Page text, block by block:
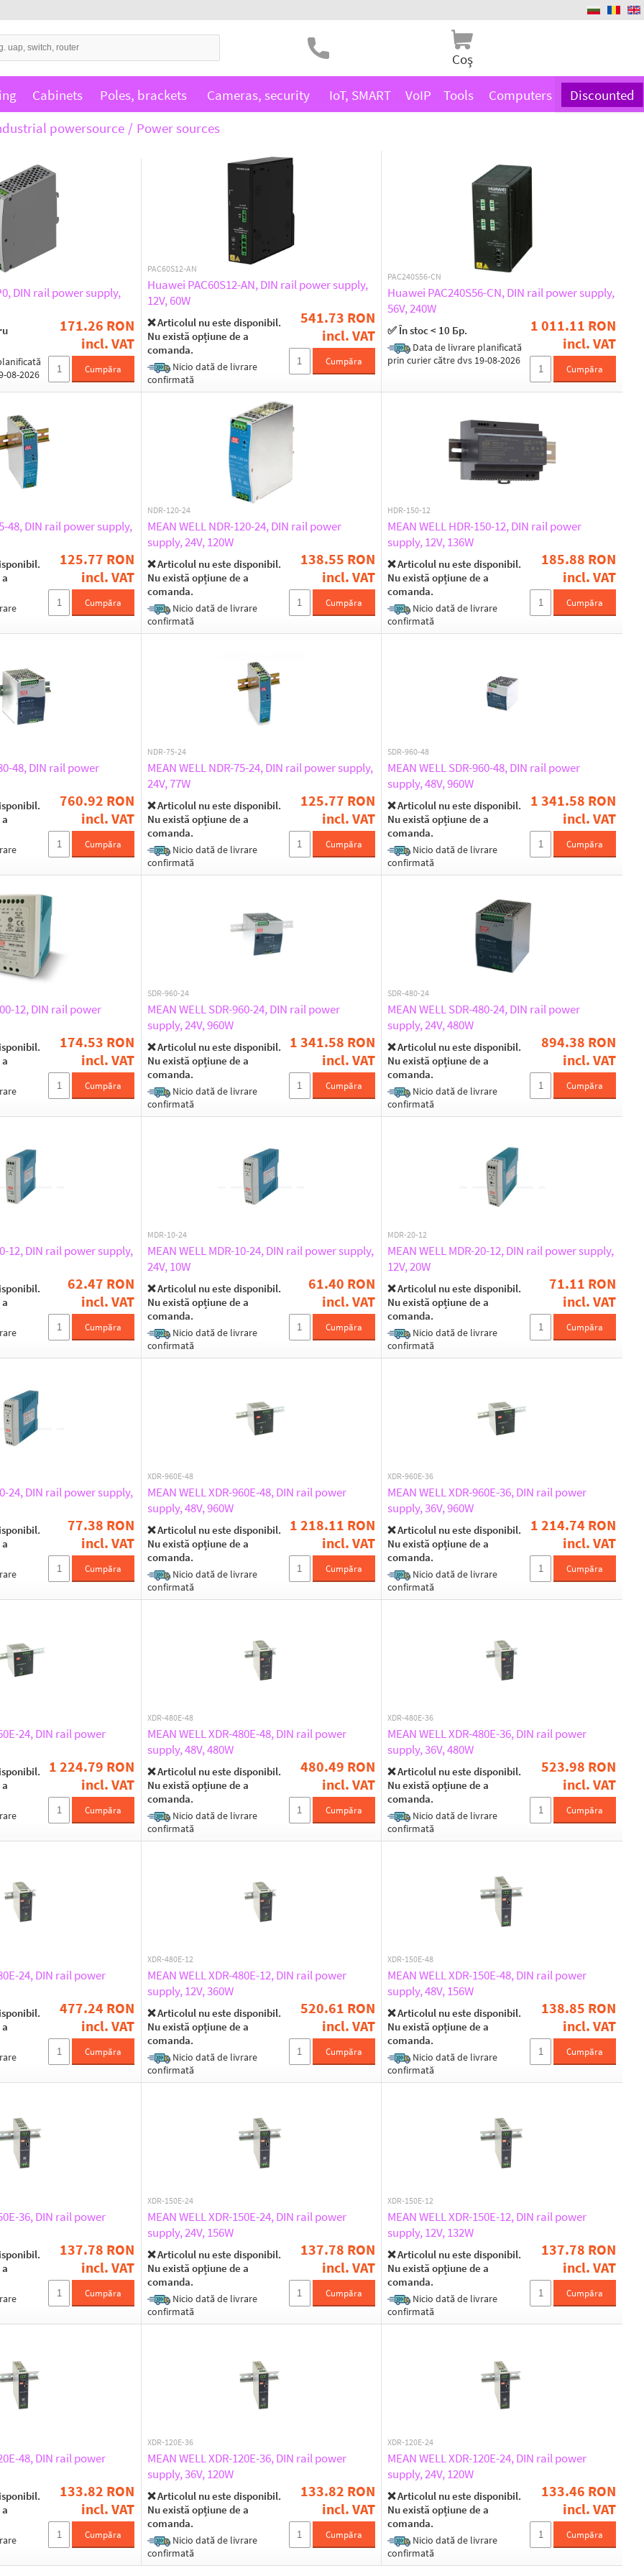
Coş
Cabinets Poles, brackets Cameras, security IoT, SMART VoIP Tools Computers Discounted
powersource Power sources
DIN rail power supply,
08-2026
171.26 RON
incl. VAT
Cumpăra
PAC60S12-AN
Huawei PAC60S12-AN, DIN rail power supply,
12V, 60W
❌ Articolul nu este disponibil.
Nu există opțiune de a
comanda.
Nicio dată de livrare
confirmată
541.73 RON
incl. VAT
Cumpăra
PAC240S56-CN
Huawei PAC240S56-CN, DIN rail power supply,
56V, 240W
✅ În stoc < 10 Бр.
Data de livrare planificată
prin curier către dvs 19-08-2026
1 011.11 RON
incl. VAT
Cumpăra
48, DIN rail power supply,
125.77 RON
incl. VAT
Cumpăra
NDR-120-24
MEAN WELL NDR-120-24, DIN rail power
supply, 24V, 120W
❌ Articolul nu este disponibil.
Nu există opțiune de a
comanda.
Nicio dată de livrare
confirmată
138.55 RON
incl. VAT
Cumpăra
HDR-150-12
MEAN WELL HDR-150-12, DIN rail power
supply, 12V, 136W
❌ Articolul nu este disponibil.
Nu există opțiune de a
comanda.
Nicio dată de livrare
confirmată
185.88 RON
incl. VAT
Cumpăra
48, DIN rail power
760.92 RON
incl. VAT
Cumpăra
NDR-75-24
MEAN WELL NDR-75-24, DIN rail power supply,
24V, 77W
❌ Articolul nu este disponibil.
Nu există opțiune de a
comanda.
Nicio dată de livrare
confirmată
125.77 RON
incl. VAT
Cumpăra
SDR-960-48
MEAN WELL SDR-960-48, DIN rail power
supply, 48V, 960W
❌ Articolul nu este disponibil.
Nu există opțiune de a
comanda.
Nicio dată de livrare
confirmată
1 341.58 RON
incl. VAT
Cumpăra
12, DIN rail power
174.53 RON
incl. VAT
Cumpăra
SDR-960-24
MEAN WELL SDR-960-24, DIN rail power
supply, 24V, 960W
❌ Articolul nu este disponibil.
Nu există opțiune de a
comanda.
Nicio dată de livrare
confirmată
1 341.58 RON
incl. VAT
Cumpăra
SDR-480-24
MEAN WELL SDR-480-24, DIN rail power
supply, 24V, 480W
❌ Articolul nu este disponibil.
Nu există opțiune de a
comanda.
Nicio dată de livrare
confirmată
894.38 RON
incl. VAT
Cumpăra
12, DIN rail power supply,
62.47 RON
incl. VAT
Cumpăra
MDR-10-24
MEAN WELL MDR-10-24, DIN rail power supply,
24V, 10W
❌ Articolul nu este disponibil.
Nu există opțiune de a
comanda.
Nicio dată de livrare
confirmată
61.40 RON
incl. VAT
Cumpăra
MDR-20-12
MEAN WELL MDR-20-12, DIN rail power supply,
12V, 20W
❌ Articolul nu este disponibil.
Nu există opțiune de a
comanda.
Nicio dată de livrare
confirmată
71.11 RON
incl. VAT
Cumpăra
24, DIN rail power supply,
77.38 RON
incl. VAT
Cumpăra
XDR-960E-48
MEAN WELL XDR-960E-48, DIN rail power
supply, 48V, 960W
❌ Articolul nu este disponibil.
Nu există opțiune de a
comanda.
Nicio dată de livrare
confirmată
1 218.11 RON
incl. VAT
Cumpăra
XDR-960E-36
MEAN WELL XDR-960E-36, DIN rail power
supply, 36V, 960W
❌ Articolul nu este disponibil.
Nu există opțiune de a
comanda.
Nicio dată de livrare
confirmată
1 214.74 RON
incl. VAT
Cumpăra
24, DIN rail power
1 224.79 RON
incl. VAT
Cumpăra
XDR-480E-48
MEAN WELL XDR-480E-48, DIN rail power
supply, 48V, 480W
❌ Articolul nu este disponibil.
Nu există opțiune de a
comanda.
Nicio dată de livrare
confirmată
480.49 RON
incl. VAT
Cumpăra
XDR-480E-36
MEAN WELL XDR-480E-36, DIN rail power
supply, 36V, 480W
❌ Articolul nu este disponibil.
Nu există opțiune de a
comanda.
Nicio dată de livrare
confirmată
523.98 RON
incl. VAT
Cumpăra
24, DIN rail power
477.24 RON
incl. VAT
Cumpăra
XDR-480E-12
MEAN WELL XDR-480E-12, DIN rail power
supply, 12V, 360W
❌ Articolul nu este disponibil.
Nu există opțiune de a
comanda.
Nicio dată de livrare
confirmată
520.61 RON
incl. VAT
Cumpăra
XDR-150E-48
MEAN WELL XDR-150E-48, DIN rail power
supply, 48V, 156W
❌ Articolul nu este disponibil.
Nu există opțiune de a
comanda.
Nicio dată de livrare
confirmată
138.85 RON
incl. VAT
Cumpăra
36, DIN rail power
137.78 RON
incl. VAT
Cumpăra
XDR-150E-24
MEAN WELL XDR-150E-24, DIN rail power
supply, 24V, 156W
❌ Articolul nu este disponibil.
Nu există opțiune de a
comanda.
Nicio dată de livrare
confirmată
137.78 RON
incl. VAT
Cumpăra
XDR-150E-12
MEAN WELL XDR-150E-12, DIN rail power
supply, 12V, 132W
❌ Articolul nu este disponibil.
Nu există opțiune de a
comanda.
Nicio dată de livrare
confirmată
137.78 RON
incl. VAT
Cumpăra
48, DIN rail power
133.82 RON
incl. VAT
Cumpăra
XDR-120E-36
MEAN WELL XDR-120E-36, DIN rail power
supply, 36V, 120W
❌ Articolul nu este disponibil.
Nu există opțiune de a
comanda.
Nicio dată de livrare
confirmată
133.82 RON
incl. VAT
Cumpăra
XDR-120E-24
MEAN WELL XDR-120E-24, DIN rail power
supply, 24V, 120W
❌ Articolul nu este disponibil.
Nu există opțiune de a
comanda.
Nicio dată de livrare
confirmată
133.46 RON
incl. VAT
Cumpăra